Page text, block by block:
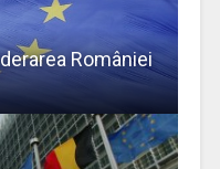
României